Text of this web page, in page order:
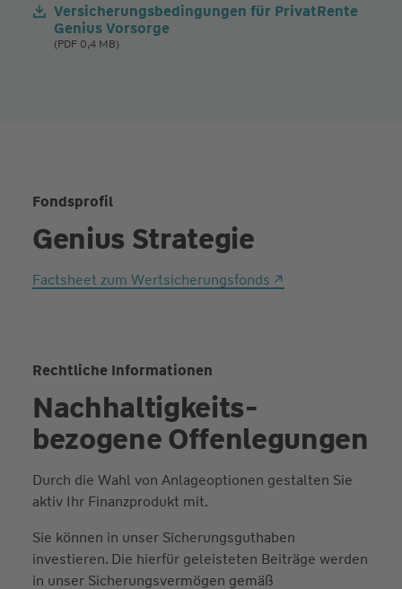
Versicherungsbedingungen für PrivatRente
Genius Vorsorge
(PDF 0,4 MB)
Fondsprofil
Genius Strategie
Factsheet zum Wertsicherungsfonds
Rechtliche Informationen
Nachhaltigkeits­
bezogene Offenlegungen
Durch die Wahl von Anlageoptionen gestalten Sie
aktiv Ihr Finanzprodukt mit.
Sie können in unser Sicherungsguthaben
investieren. Die hierfür geleisteten Beiträge werden
in unser Sicherungsvermögen gemäß